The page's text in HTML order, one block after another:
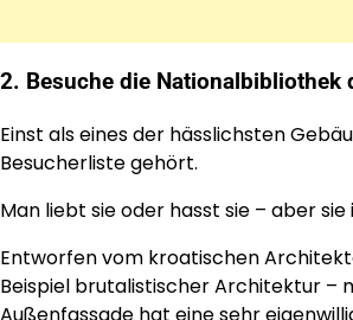
2. Besuche die Nationalbibliothek
Einst als eines der hässlichsten
Besucherliste gehört.
Man liebt sie oder hasst sie – aber
Entworfen vom kroatischen
Beispiel brutalistischer Architektur –
Außenfassade hat eine sehr